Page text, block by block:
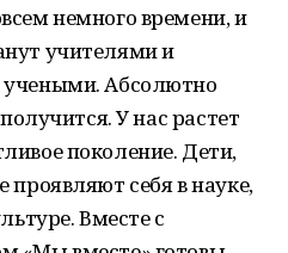
немного времени, и
учителями и
Абсолютно
У нас растет
поколение. Дети,
проявляют себя в науке,
Вместе с